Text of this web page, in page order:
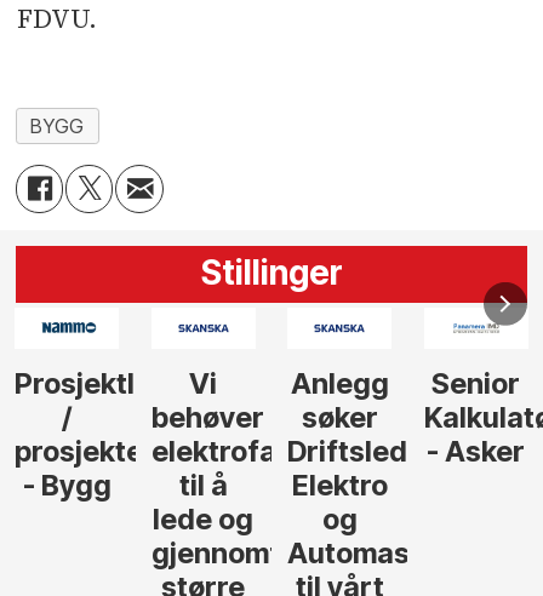
FDVU.
BYGG
Stillinger
Anlegg
søker
Driftsleder
Elektro
Automasjon
Senior
Kalkulatør
- Asker
Senior
Tilbudsleder
Anlegg
- Oslo